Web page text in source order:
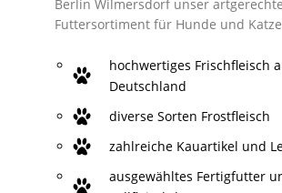
Berlin Wilmersdorf unser
Futtersortiment für Hunde und
hochwertiges Frischfleisch
Deutschland
diverse Sorten Frostfleisch
zahlreiche Kauartikel und
ausgewähltes Fertigfutter